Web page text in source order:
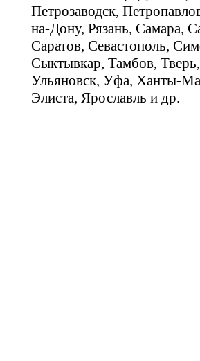
Петрозаводск,
на-Дону, Рязань, Самара,
Саратов, Севастополь,
Сыктывкар, Тамбов,
Ульяновск, Уфа, Ханты-
Элиста, Ярославль и др.